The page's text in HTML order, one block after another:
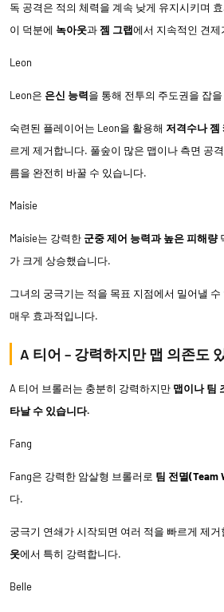
독 공격은 적의 체력을 계속 낮게 유지시키며
이 덕분에 녹아웃과젬 그랩에서 지속적인 견
Leon
Leon은 은신 능력을 통해 전투의 주도권을 잡
숙련된 플레이어는 Leon을 활용해 저격수나 젬
르게 제거합니다. 풀숲이 많은 맵이나 측면 공
름을 완전히 바꿀 수 있습니다.
Maisie
Maisie는 강력한 군중 제어 능력과 높은 피해량
가 크게 상승했습니다.
그녀의 궁극기는 적을 목표 지점에서 밀어낼 수
매우 효과적입니다.
A 티어 – 강력하지만 맵 의존도
A 티어 브롤러는 충분히 강력하지만 맵이나 팀
타날 수 있습니다.
Fang
Fang은 강력한 암살형 브롤러로 팀 전멸(Team
다.
궁극기 연쇄가 시작되면 여러 적을 빠르게 제거
웃에서 특히 강력합니다.
Belle